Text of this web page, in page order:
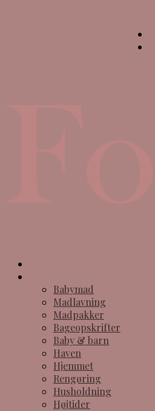
Babymad
Madlavning
Madpakker
Bageopskrifter
Baby & barn
Haven
Hjemmet
Rengøring
Husholdning
Højtider